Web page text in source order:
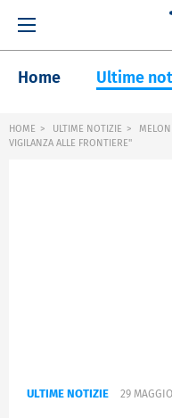
Home Ultime
HOME ULTIME NOTIZIE
VIGILANZA ALLE FRONTIERE"
ULTIME NOTIZIE 29